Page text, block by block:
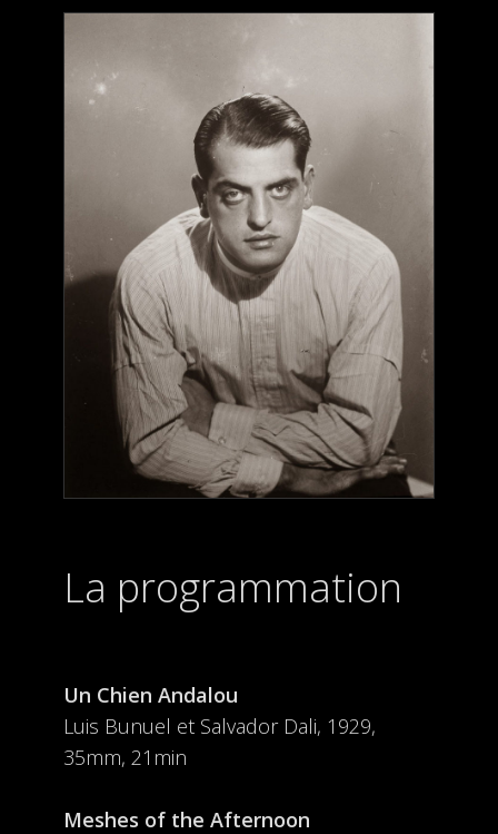
La programmation
Un Chien Andalou
Luis Bunuel et Salvador Dali, 1929,
35mm, 21min
Meshes of the Afternoon